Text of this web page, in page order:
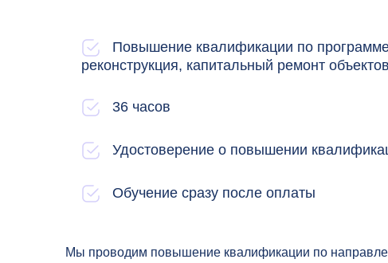
Повышение квалификации по
реконструкция, капитальный ремонт
36 часов
Удостоверение о повышении
Обучение сразу после оплаты
Мы проводим повышение квалификации по